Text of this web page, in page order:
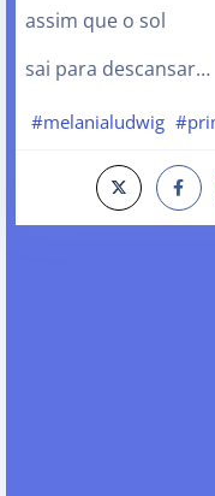
assim que o sol
sai para descansar…
#melanialudwig